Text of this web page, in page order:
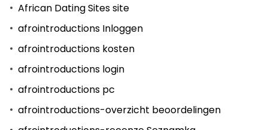
African Dating Sites site
afrointroductions Inloggen
afrointroductions kosten
afrointroductions login
afrointroductions pc
afrointroductions-overzicht beoordelingen